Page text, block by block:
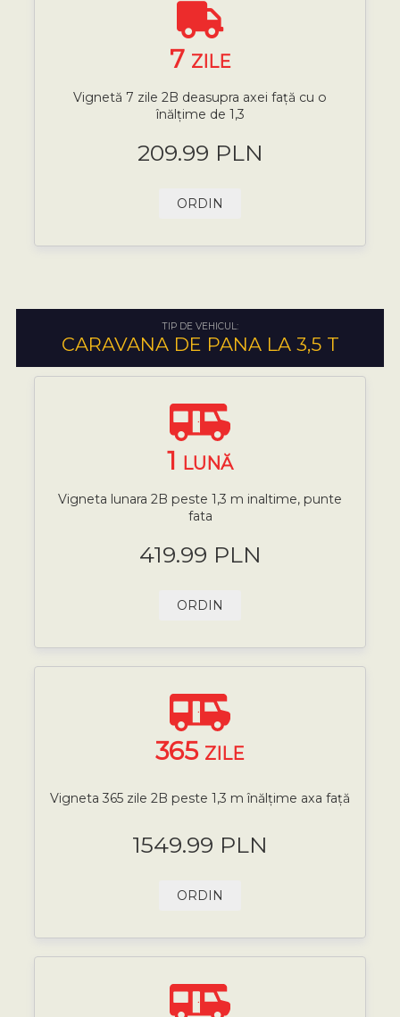
7 ZILE
Vignetă 7 zile 2B deasupra axei față cu o
înălțime de 1,3
209.99 PLN
ORDIN
TIP DE VEHICUL:
CARAVANA DE PANA LA 3,5 T
1 LUNĂ
Vigneta lunara 2B peste 1,3 m inaltime, punte
fata
419.99 PLN
ORDIN
365 ZILE
Vigneta 365 zile 2B peste 1,3 m înălțime axa față
1549.99 PLN
ORDIN